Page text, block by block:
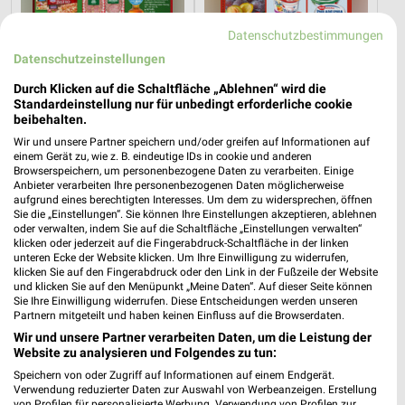
Mo-Mi Angebote ab 10.08.
Gültig ab Mo. 10.08.
Angebote ab 10.08.
XXXLutz XXXLutz
Datenschutzbestimmungen
Datenschutzeinstellungen
Durch Klicken auf die Schaltfläche „Ablehnen“ wird die
Standardeinstellung nur für unbedingt erforderliche cookie
beibehalten.
Wir und unsere Partner speichern und/oder greifen auf Informationen auf
einem Gerät zu, wie z. B. eindeutige IDs in cookie und anderen
Browserspeichern, um personenbezogene Daten zu verarbeiten. Einige
Anbieter verarbeiten Ihre personenbezogenen Daten möglicherweise
aufgrund eines berechtigten Interesses. Um dem zu widersprechen, öffnen
Sie die „Einstellungen“. Sie können Ihre Einstellungen akzeptieren, ablehnen
oder verwalten, indem Sie auf die Schaltfläche „Einstellungen verwalten“
klicken oder jederzeit auf die Fingerabdruck-Schaltfläche in der linken
unteren Ecke der Website klicken. Um Ihre Einwilligung zu widerrufen,
klicken Sie auf den Fingerabdruck oder den Link in der Fußzeile der Website
und klicken Sie auf den Menüpunkt „Meine Daten“. Auf dieser Seite können
Sie Ihre Einwilligung widerrufen. Diese Entscheidungen werden unseren
Partnern mitgeteilt und haben keinen Einfluss auf die Browserdaten.
Wir und unsere Partner verarbeiten Daten, um die Leistung der
Website zu analysieren und Folgendes zu tun:
Speichern von oder Zugriff auf Informationen auf einem Endgerät.
Verwendung reduzierter Daten zur Auswahl von Werbeanzeigen. Erstellung